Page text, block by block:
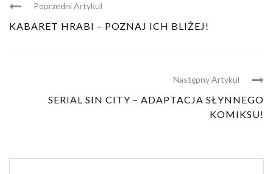
Poprzedni Artykuł
KABARET HRABI – POZNAJ ICH BLIŻEJ!
Następny Artykul
SERIAL SIN CITY – ADAPTACJA SŁYNNEGO
KOMIKSU!